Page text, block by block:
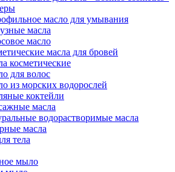
масло для умывания
масла
масло
масла для бровей
косметические
для волос
из морских водорослей
коктейли
масла
водорастворимые масла
масла
тела
мыло